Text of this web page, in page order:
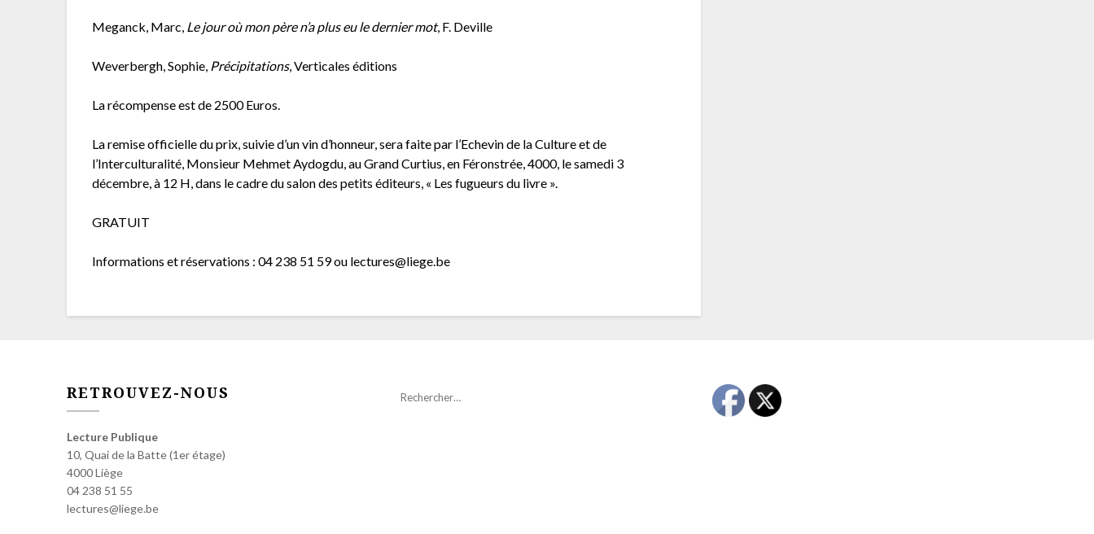
Meganck, Marc, Le jour où mon père n’a plus eu le dernier mot, F. Deville
Weverbergh, Sophie, Précipitations, Verticales éditions
La récompense est de 2500 Euros.
La remise officielle du prix, suivie d’un vin d’honneur, sera faite par l’Echevin de la Culture et de
l’Interculturalité, Monsieur Mehmet Aydogdu, au Grand Curtius, en Féronstrée, 4000, le samedi 3
décembre, à 12 H, dans le cadre du salon des petits éditeurs, « Les fugueurs du livre ».
GRATUIT
Informations et réservations : 04 238 51 59 ou lectures@liege.be
RETROUVEZ-NOUS
Lecture Publique
10, Quai de la Batte (1er étage)
4000 Liège
04 238 51 55
lectures@liege.be